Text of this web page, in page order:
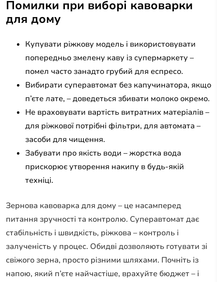
Помилки при виборі кавоварки
для дому
Купувати ріжкову модель і використовувати
попередньо змелену каву із супермаркету –
помел часто занадто грубий для еспресо.
Вибирати суперавтомат без капучинатора, якщо
п’єте лате, – доведеться збивати молоко окремо.
Не враховувати вартість витратних матеріалів –
для ріжкової потрібні фільтри, для автомата –
засоби для чищення.
Забувати про якість води – жорстка вода
прискорює утворення накипу в будь-якій
техніці.
Зернова кавоварка для дому – це насамперед
питання зручності та контролю. Суперавтомат дає
стабільність і швидкість, ріжкова – контроль і
залученість у процес. Обидві дозволяють готувати зі
свіжого зерна, просто різними шляхами. Почніть із
напою, який п’єте найчастіше, врахуйте бюджет – і